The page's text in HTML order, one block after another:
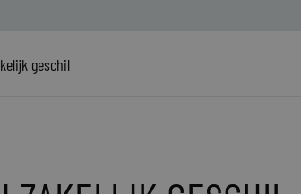
geschil